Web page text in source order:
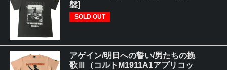
盤]
SOLD OUT
アゲイン/明日への誓い/男たちの挽
歌Ⅲ（コルトM1911A1アプリコッ